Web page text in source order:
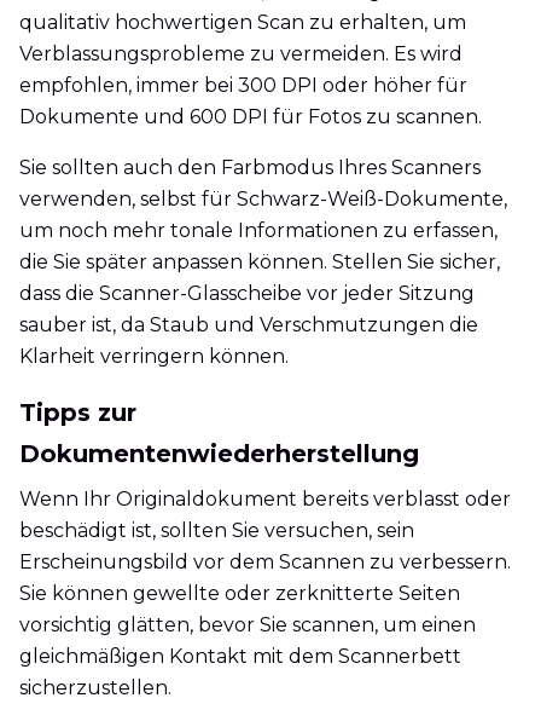
qualitativ hochwertigen Scan zu erhalten, um
Verblassungsprobleme zu vermeiden. Es wird
empfohlen, immer bei 300 DPI oder höher für
Dokumente und 600 DPI für Fotos zu scannen.
Sie sollten auch den Farbmodus Ihres Scanners
verwenden, selbst für Schwarz-Weiß-Dokumente,
um noch mehr tonale Informationen zu erfassen,
die Sie später anpassen können. Stellen Sie sicher,
dass die Scanner-Glasscheibe vor jeder Sitzung
sauber ist, da Staub und Verschmutzungen die
Klarheit verringern können.
Tipps zur
Dokumentenwiederherstellung
Wenn Ihr Originaldokument bereits verblasst oder
beschädigt ist, sollten Sie versuchen, sein
Erscheinungsbild vor dem Scannen zu verbessern.
Sie können gewellte oder zerknitterte Seiten
vorsichtig glätten, bevor Sie scannen, um einen
gleichmäßigen Kontakt mit dem Scannerbett
sicherzustellen.